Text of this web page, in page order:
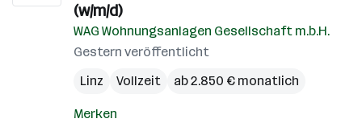
(w/m/d)
WAG Wohnungsanlagen Gesellschaft m.b.H.
Gestern veröffentlicht
Linz
Vollzeit ab 2.850 € monatlich
Merken